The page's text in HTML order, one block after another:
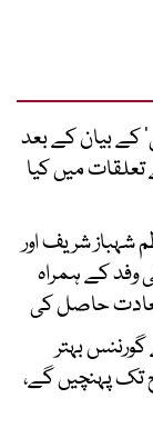
کے بیان کے بعد
تعلقات میں کیا
شہباز شریف اور
وفد کے ہمراہ
حاصل کی
بہتر
تک پہنچیں گے،